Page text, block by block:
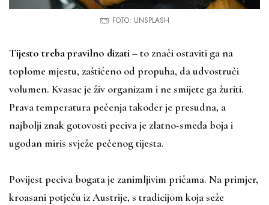
FOTO: UNSPLASH
Tijesto treba pravilno dizati– to znači ostaviti ga na
toplome mjestu, zaštićeno od propuha, da udvostruči
volumen. Kvasac je živ organizam i ne smijete ga žuriti.
Prava temperatura pečenja također je presudna, a
najbolji znak gotovosti peciva je zlatno-smeđa boja i
ugodan miris svježe pečenog tijesta.
Povijest peciva bogata je zanimljivim pričama. Na primjer,
kroasani potječu iz Austrije, s tradicijom koja seže